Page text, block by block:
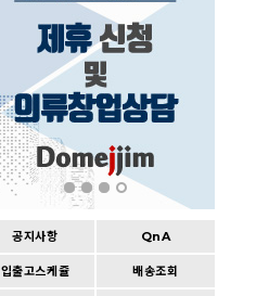
공지사항 QnA
입출고스케쥴 배송조회
BUY IT NOW